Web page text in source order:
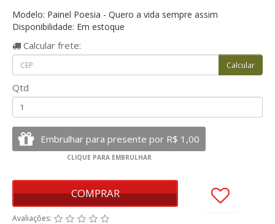
Modelo: Painel Poesia - Quero a vida sempre assim
Disponibilidade: Em estoque
Calcular frete:
Qtd
COMPRAR
Avaliações: